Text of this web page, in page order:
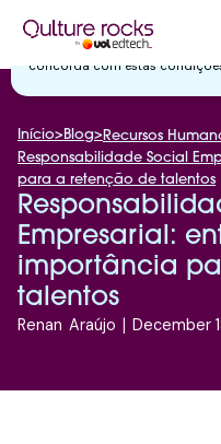
Utilizamos cookies essenciais
com a nossaPolítica de
concorda com estas
Início> Blog> Recursos
Responsabilidade Social
para a retenção de talentos
Empresarial:
importância
talentos
Renan Araújo | December